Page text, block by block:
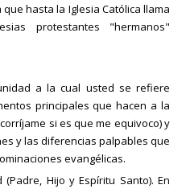
hasta la Iglesia Católica llama
protestantes "hermanos"
a la cual usted se refiere
principales que hacen a la
si es que me equivoco) y
y las diferencias palpables que
evangélicas.
Hijo y Espíritu Santo). En